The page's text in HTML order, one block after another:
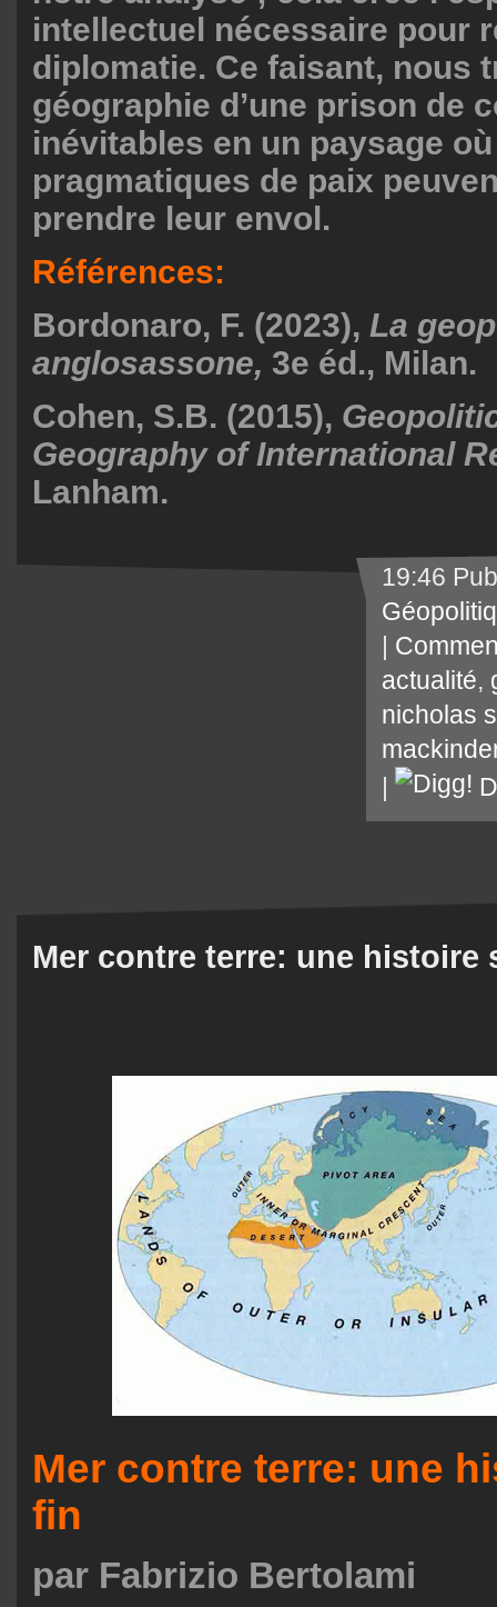
intellectuel nécessaire pour
diplomatie. Ce faisant, nous
géographie d’une prison de
inévitables en un paysage
pragmatiques de paix
prendre leur envol.
Références:
Bordonaro, F. (2023), La
anglosassone, 3e éd., Milan.
Cohen, S.B. (2015),
Geography of International
Lanham.
19:46
|
actualité,
nicholas
|
Mer contre terre: une histoire
Mer contre terre: une
fin
par Fabrizio Bertolami